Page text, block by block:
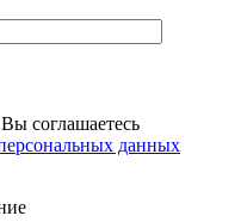
соглашаетесь
данных